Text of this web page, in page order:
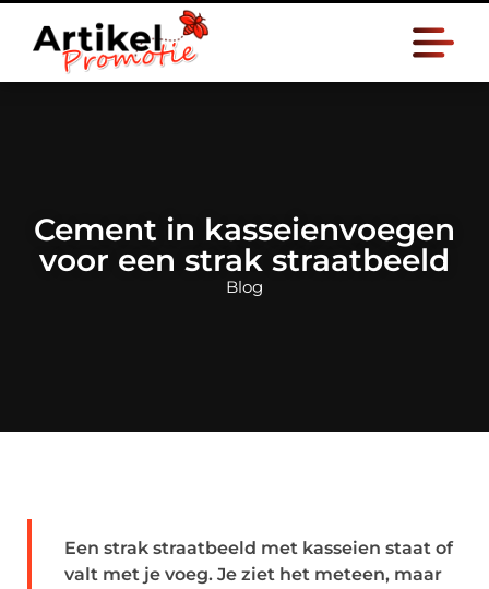
Cement in kasseienvoegen
voor een strak straatbeeld
Blog
Een strak straatbeeld met kasseien staat of
valt met je voeg. Je ziet het meteen, maar